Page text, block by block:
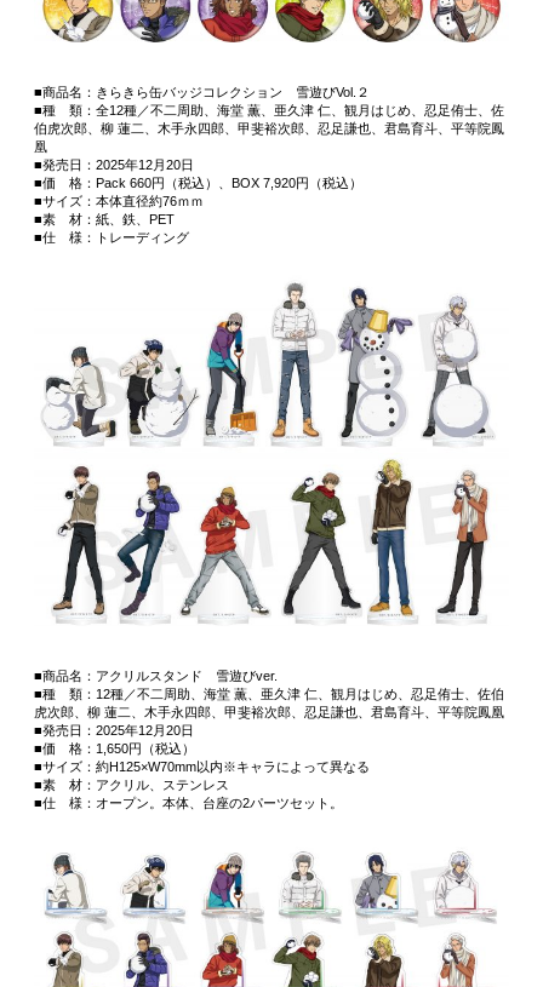
■商品名：きらきら缶バッジコレクション 雪遊びVol.２
■種 類：全12種／不二周助、海堂 薫、亜久津 仁、観月はじめ、忍足侑士、佐
伯虎次郎、柳 蓮二、木手永四郎、甲斐裕次郎、忍足謙也、君島育斗、平等院鳳
凰
■発売日：2025年12月20日
■価 格：Pack 660円（税込）、BOX 7,920円（税込）
■サイズ：本体直径約76ｍｍ
■素 材：紙、鉄、PET
■仕 様：トレーディング
■商品名：アクリルスタンド 雪遊びver.
■種 類：12種／不二周助、海堂 薫、亜久津 仁、観月はじめ、忍足侑士、佐伯
虎次郎、柳 蓮二、木手永四郎、甲斐裕次郎、忍足謙也、君島育斗、平等院鳳凰
■発売日：2025年12月20日
■価 格：1,650円（税込）
■サイズ：約H125×W70mm以内※キャラによって異なる
■素 材：アクリル、ステンレス
■仕 様：オープン。本体、台座の2パーツセット。